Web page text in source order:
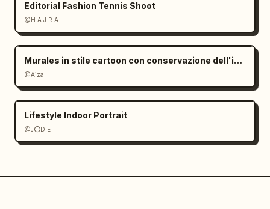
Editorial Fashion Tennis Shoot
@H A J R A
Murales in stile cartoon con conservazione dell'identità
@Aiza
Lifestyle Indoor Portrait
@J⭕DIE